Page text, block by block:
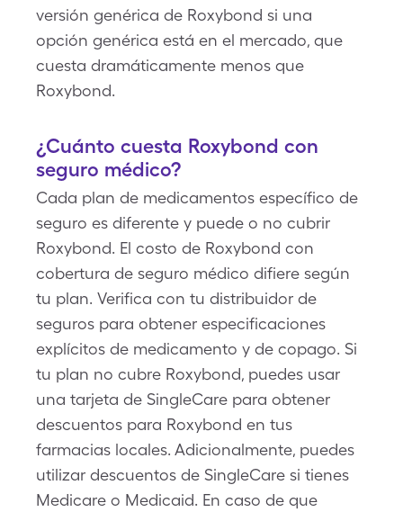
versión genérica de Roxybond si una
opción genérica está en el mercado, que
cuesta dramáticamente menos que
Roxybond.
¿Cuánto cuesta Roxybond con
seguro médico?
Cada plan de medicamentos específico de
seguro es diferente y puede o no cubrir
Roxybond. El costo de Roxybond con
cobertura de seguro médico difiere según
tu plan. Verifica con tu distribuidor de
seguros para obtener especificaciones
explícitos de medicamento y de copago. Si
tu plan no cubre Roxybond, puedes usar
una tarjeta de SingleCare para obtener
descuentos para Roxybond en tus
farmacias locales. Adicionalmente, puedes
utilizar descuentos de SingleCare si tienes
Medicare o Medicaid. En caso de que